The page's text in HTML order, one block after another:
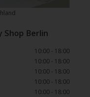
Berlin
10:00 - 18:00
10:00 - 18:00
10:00 - 18:00
10:00 - 18:00
10:00 - 18:00